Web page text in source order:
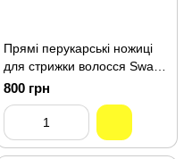
Прямі перукарські ножиці
для стрижки волосся Sway
Job 5.5 розмір 110 50155
800 грн